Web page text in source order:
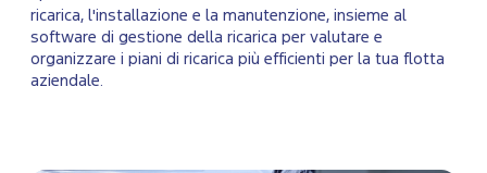
ricarica, l'installazione e la manutenzione, insieme al
software di gestione della ricarica per valutare e
organizzare i piani di ricarica più efficienti per la tua flotta
aziendale.